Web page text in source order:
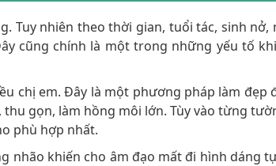
Tuy nhiên theo thời gian, tuổi tác, sinh nở,
cũng chính là một trong những yếu tố
chị em. Đây là một phương pháp làm đẹp
gọn, làm hồng môi lớn. Tùy vào từng
phù hợp nhất.
nhão khiến cho âm đạo mất đi hình dáng